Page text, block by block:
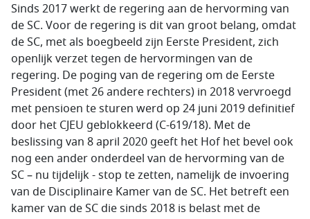
Sinds 2017 werkt de regering aan de hervorming van
de SC. Voor de regering is dit van groot belang, omdat
de SC, met als boegbeeld zijn Eerste President, zich
openlijk verzet tegen de hervormingen van de
regering. De poging van de regering om de Eerste
President (met 26 andere rechters) in 2018 vervroegd
met pensioen te sturen werd op 24 juni 2019 definitief
door het CJEU geblokkeerd (C-619/18). Met de
beslissing van 8 april 2020 geeft het Hof het bevel ook
nog een ander onderdeel van de hervorming van de
SC – nu tijdelijk - stop te zetten, namelijk de invoering
van de Disciplinaire Kamer van de SC. Het betreft een
kamer van de SC die sinds 2018 is belast met de